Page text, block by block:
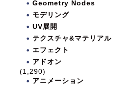
Geometry Nodes
モデリング
UV展開
テクスチャ&マテリアル
エフェクト
アドオン
(1,290)
アニメーション